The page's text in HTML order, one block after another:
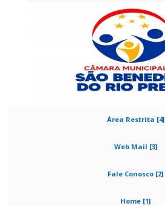
Área Restrita [4]
Web Mail [3]
Fale Conosco [2]
Home [1]